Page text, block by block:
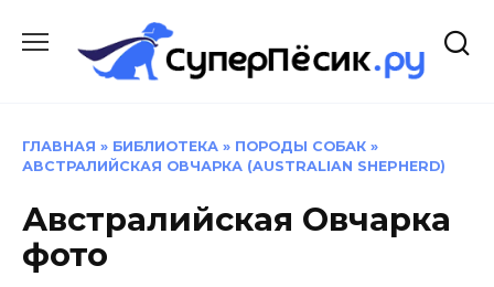
содержанию
ГЛАВНАЯ » БИБЛИОТЕКА » ПОРОДЫ СОБАК »
АВСТРАЛИЙСКАЯ ОВЧАРКА (AUSTRALIAN SHEPHERD)
Австралийская Овчарка
фото